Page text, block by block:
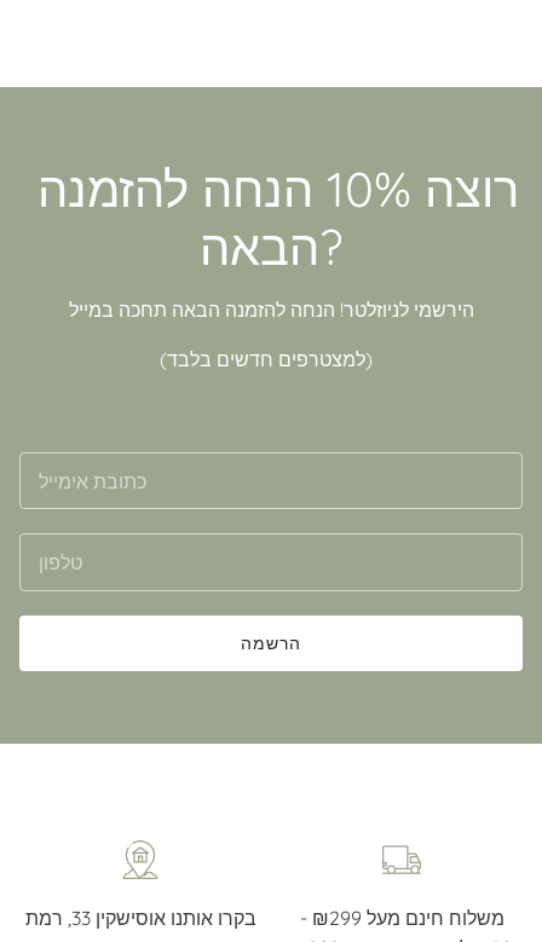
הבאה?
הירשמי לניוזלטר! הנחה להזמנה הבאה תחכה במייל
(למצטרפים חדשים בלבד)
הרשמה
בקרו אותנו אוסישקין 33, רמת
משלוח חינם מעל ₪299 -